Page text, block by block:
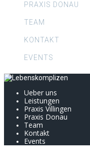
PRAXIS DONAU
TEAM
KONTAKT
EVENTS
Ueber uns
Leistungen
Praxis Villingen
Praxis Donau
Team
Kontakt
Events